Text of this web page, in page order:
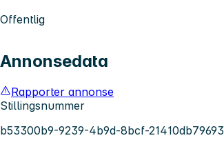
Offentlig
Annonsedata
Rapporter annonse
Stillingsnummer
b53300b9-9239-4b9d-8bcf-21410db79693